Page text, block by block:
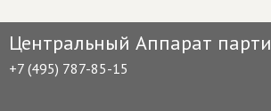
Центральный Аппарат
+7 (495) 787-85-15